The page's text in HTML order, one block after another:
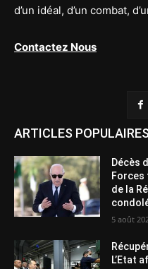
d’un idéal, d’un combat,
Contactez Nous
ARTICLES POPULAIRES
Décès
Forces
de la
5 août
L’Etat